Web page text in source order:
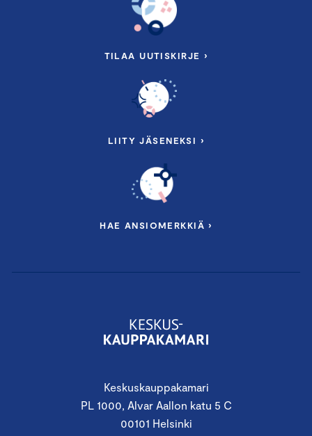
Keskuskauppakamari
PL 1000, Alvar Aallon katu 5 C
00101 Helsinki
TILAA UUTISKIRJE ›
LIITY JÄSENEKSI ›
HAE ANSIOMERKKIÄ ›